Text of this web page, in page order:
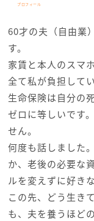
プロフィール
60才の夫（自由業
す。
家賃と本人のスマ
全て私が負担して
生命保険は自分の
ゼロに等しいです
せん。
何度も話しました
か、老後の必要な
ルを変えずに好き
この先、どう生き
も、夫を養うほど